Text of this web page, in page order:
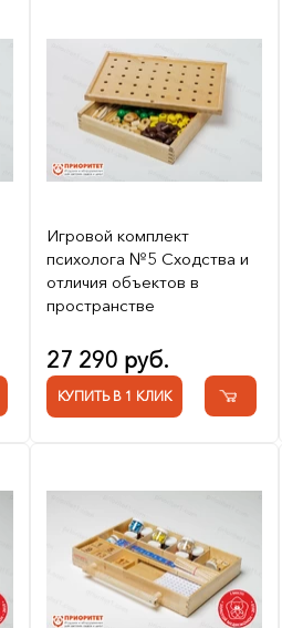
Игровой комплект
психолога №5 Сходства и
отличия объектов в
пространстве
27 290 руб.
КУПИТЬ В 1 КЛИК